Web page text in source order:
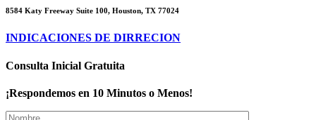
8584 Katy Freeway Suite 100, Houston, TX 77024
INDICACIONES DE DIRRECION
Consulta Inicial Gratuita
¡Respondemos en 10 Minutos o Menos!